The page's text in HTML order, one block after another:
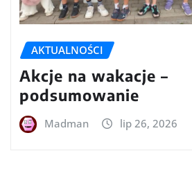
AKTUALNOŚCI
Akcje na wakacje –
podsumowanie
Madman lip 26, 2026